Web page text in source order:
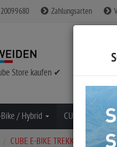
Zahlungsarten
Store kaufen ✔
Bike / Hybrid CUBE
CUBE E-BIKE TREKKING Cube